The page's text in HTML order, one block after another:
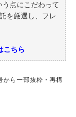
点にこだわって
を厳選し、フレ
こちら
ら一部抜粋・再構